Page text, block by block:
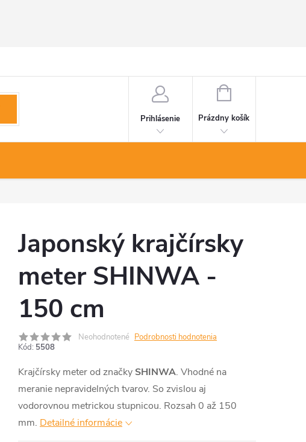
Prihlásenie
NÁKUPNÝ
Prázdny košík
Japonský krajčírsky
meter SHINWA -
150 cm
Neohodnotené Podrobnosti hodnotenia
Kód: 5508
Krajčírsky meter od značky SHINWA. Vhodné na
meranie nepravidelných tvarov. So zvislou aj
vodorovnou metrickou stupnicou. Rozsah 0 až 150
mm. Detailné informácie